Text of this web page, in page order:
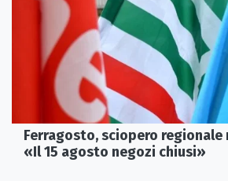
Ferragosto, sciopero regionale
«Il 15 agosto negozi chiusi»